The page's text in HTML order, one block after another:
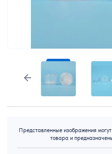
Представленные изображения
товара и